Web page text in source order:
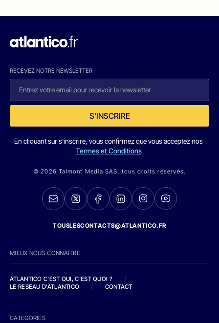
RECEVEZ NOTRE NEWSLETTER
S'INSCRIRE
En cliquant sur s'inscrire, vous confirmez que vous acceptez nos
Termes et Conditions
© 2026 Talmont Media SAS. tous droits réservés.
TOUSLESCONTACTS@ATLANTICO.FR
MIEUX NOUS CONNAITRE
ATLANTICO C'EST QUI, C'EST QUOI ?
/
LE RESEAU D'ATLANTICO
/ CONTACT
CATEGORIES